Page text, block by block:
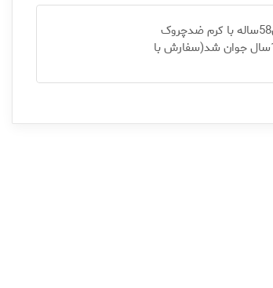
این آقای58ساله با کرم ضدچروک
جلبک10سال جوان شد(سفارش با